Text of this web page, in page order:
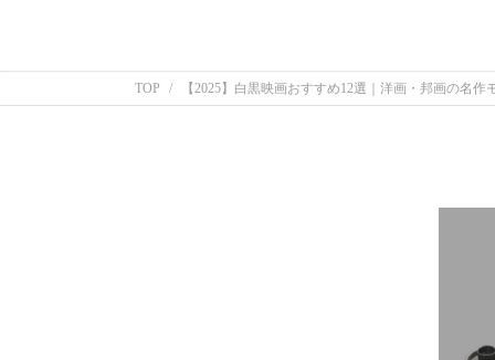
TOP 【2025】白黒映画おすすめ12選｜洋画・邦画の名作